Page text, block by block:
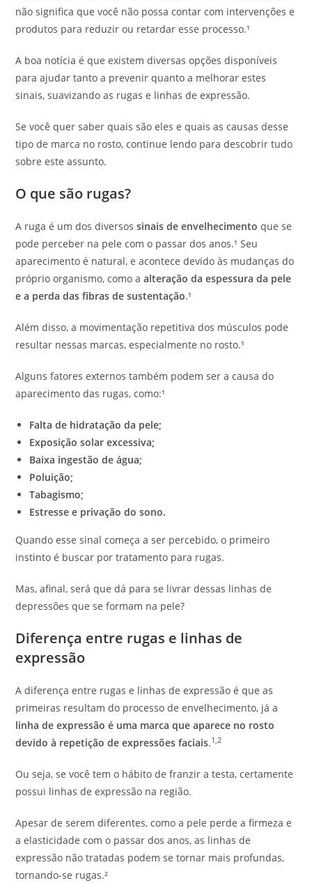
não significa que você não possa contar com intervenções e
produtos para reduzir ou retardar esse processo.¹
A boa notícia é que existem diversas opções disponíveis
para ajudar tanto a prevenir quanto a melhorar estes
sinais, suavizando as rugas e linhas de expressão.
Se você quer saber quais são eles e quais as causas desse
tipo de marca no rosto, continue lendo para descobrir tudo
sobre este assunto.
O que são rugas?
A ruga é um dos diversossinais de envelhecimento que se
pode perceber na pele com o passar dos anos.¹ Seu
aparecimento é natural, e acontece devido às mudanças do
próprio organismo, como a alteração da espessura da pele
e a perda das fibras de sustentação.¹
Além disso, a movimentação repetitiva dos músculos pode
resultar nessas marcas, especialmente no rosto.¹
Alguns fatores externos também podem ser a causa do
aparecimento das rugas, como:¹
Falta de hidratação da pele;
Exposição solar excessiva;
Baixa ingestão de água;
Poluição;
Tabagismo;
Estresse e privação do sono.
Quando esse sinal começa a ser percebido, o primeiro
instinto é buscar por tratamento para rugas.
Mas, afinal, será que dá para se livrar dessas linhas de
depressões que se formam na pele?
Diferença entre rugas e linhas de
expressão
A diferença entre rugas e linhas de expressão é que as
primeiras resultam do processo de envelhecimento, já a
linha de expressão é uma marca que aparece no rosto
devido à repetição de expressões faciais.1,2
Ou seja, se você tem o hábito de franzir a testa, certamente
possui linhas de expressão na região.
Apesar de serem diferentes, como a pele perde a firmeza e
a elasticidade com o passar dos anos, as linhas de
expressão não tratadas podem se tornar mais profundas,
tornando-se rugas.²